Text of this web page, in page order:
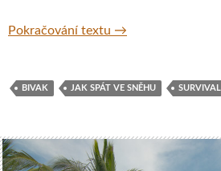
Pokračování textu Spaní ve sněhu
→
BIVAK JAK SPÁT VE SNĚHU SURVIVAL